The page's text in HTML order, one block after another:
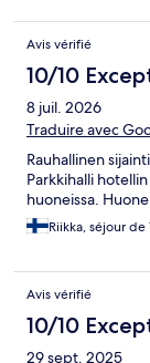
Avis vérifié
10/10
8 juil. 2026
Traduire avec
Rauhallinen
Parkkihalli
huoneissa.
Riikka, séjour de
Avis vérifié
10/10
29 sept. 2025